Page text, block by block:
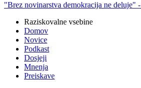
"Brez novinarstva demokracija ne deluje" -
Raziskovalne vsebine
Domov
Novice
Podkast
Dosjeji
Mnenja
Preiskave